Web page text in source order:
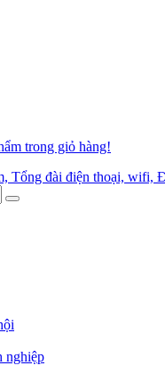
trong giỏ hàng!
nghiệp